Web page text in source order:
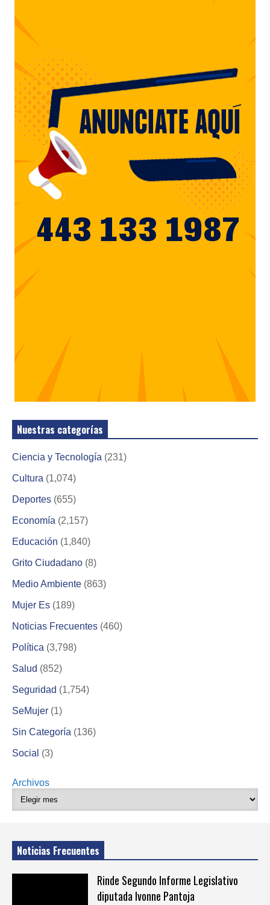
Nuestras categorías
Ciencia y Tecnología (231)
Cultura (1,074)
Deportes (655)
Economía (2,157)
Educación (1,840)
Grito Ciudadano (8)
Medio Ambiente (863)
Mujer Es (189)
Noticias Frecuentes (460)
Política (3,798)
Salud (852)
Seguridad (1,754)
SeMujer (1)
Sin Categoría (136)
Social (3)
Archivos
Noticias Frecuentes
Rinde Segundo Informe Legislativo
diputada Ivonne Pantoja